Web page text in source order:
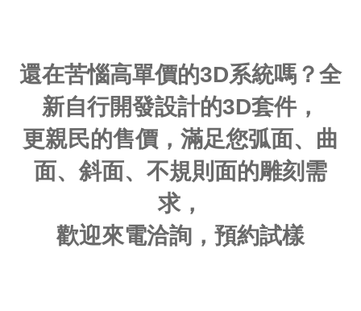
還在苦惱高單價的3D系統嗎？全
新自行開發設計的3D套件，
更親民的售價，滿足您弧面、曲
面、斜面、不規則面的雕刻需
求，
歡迎來電洽詢，預約試樣